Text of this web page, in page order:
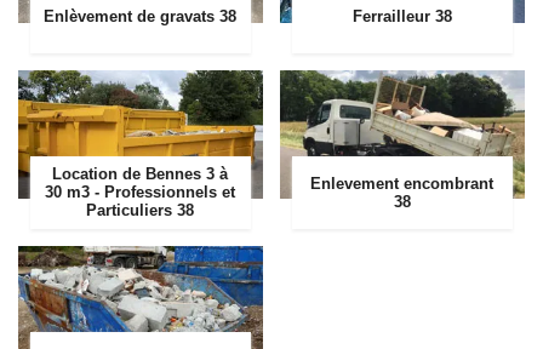
Enlèvement de gravats 38 Ferrailleur 38
Location de Bennes 3 à
30 m3 - Professionnels et
Particuliers 38
Enlevement encombrant
38